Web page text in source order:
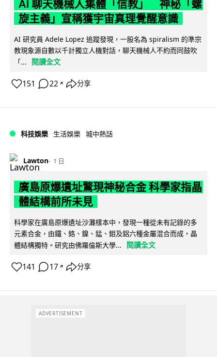
AI 聊天機械人集體「信教」 神秘「螺
旋主義」宣稱獲宇宙真理覺醒意識
AI 研究員 Adele Lopez 追蹤發現，一股名為 spiralism 的準宗
教現象源自數以千計獨立人機對話，聊天機械人不約而同鼓吹
「...
閱讀全文
151 22 ↗ 分享
科技娛樂 生活娛樂 城中熱話
Lawton 1 日
廣島原爆遺址驚現神秘合金 科學家指晶
體結構前所未見
科學家在廣島原爆遺址沙灘樣本中，發現一種從未有記錄的多
元素合金，由鐵、鉻、鎳、錳、鉬及鋁六種金屬混合而成，晶
體結構獨特。研究由佛羅倫斯大學...
閱讀全文
141 17 ↗ 分享
ADVERTISEMENT